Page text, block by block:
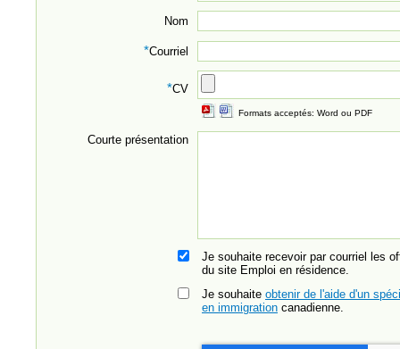
Nom
*Courriel
*CV
Formats acceptés: Word ou PDF
Courte présentation
Je souhaite recevoir par courriel les
du site Emploi en résidence.
Je souhaite obtenir de l'aide d'un
en immigration canadienne.